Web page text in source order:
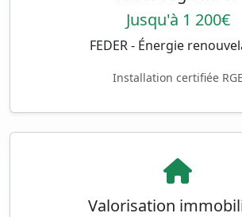
Jusqu'à 1 200€
FEDER - Énergie
Installation certifiée RGE
Valorisation